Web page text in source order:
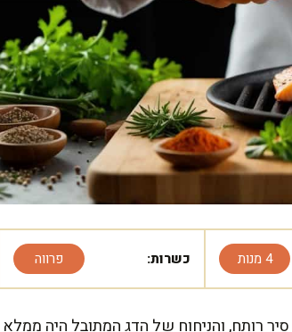
4 מנות כשרות: פרווה
רותח, והניחוח של הדג המתובל היה ממלא